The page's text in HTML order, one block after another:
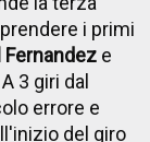
i primi
e
3 giri dal
errore e
del giro